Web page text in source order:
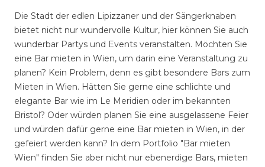
Die Stadt der edlen Lipizzaner und der Sängerknaben
bietet nicht nur wundervolle Kultur, hier können Sie auch
wunderbar Partys und Events veranstalten. Möchten Sie
eine Bar mieten in Wien, um darin eine Veranstaltung zu
planen? Kein Problem, denn es gibt besondere Bars zum
Mieten in Wien. Hätten Sie gerne eine schlichte und
elegante Bar wie im Le Meridien oder im bekannten
Bristol? Oder würden planen Sie eine ausgelassene Feier
und würden dafür gerne eine Bar mieten in Wien, in der
gefeiert werden kann? In dem Portfolio "Bar mieten
Wien" finden Sie aber nicht nur ebenerdige Bars, mieten